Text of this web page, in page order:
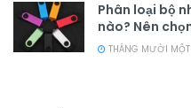
Phân loại bộ
nào? Nên
THÁNG MƯỜI